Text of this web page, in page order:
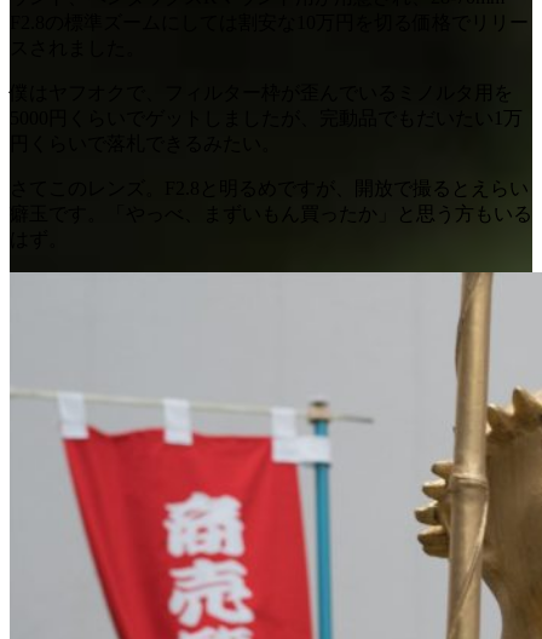
F2.8の標準ズームにしては割安な10万円を切る価格でリリー
僕はヤフオクで、フィルター枠が歪んでいるミノルタ用を
5000円くらいでゲットしましたが、完動品でもだいたい1万
さてこのレンズ。F2.8と明るめですが、開放で撮るとえらい
癖玉です。「やっべ、まずいもん買ったか」と思う方もいる